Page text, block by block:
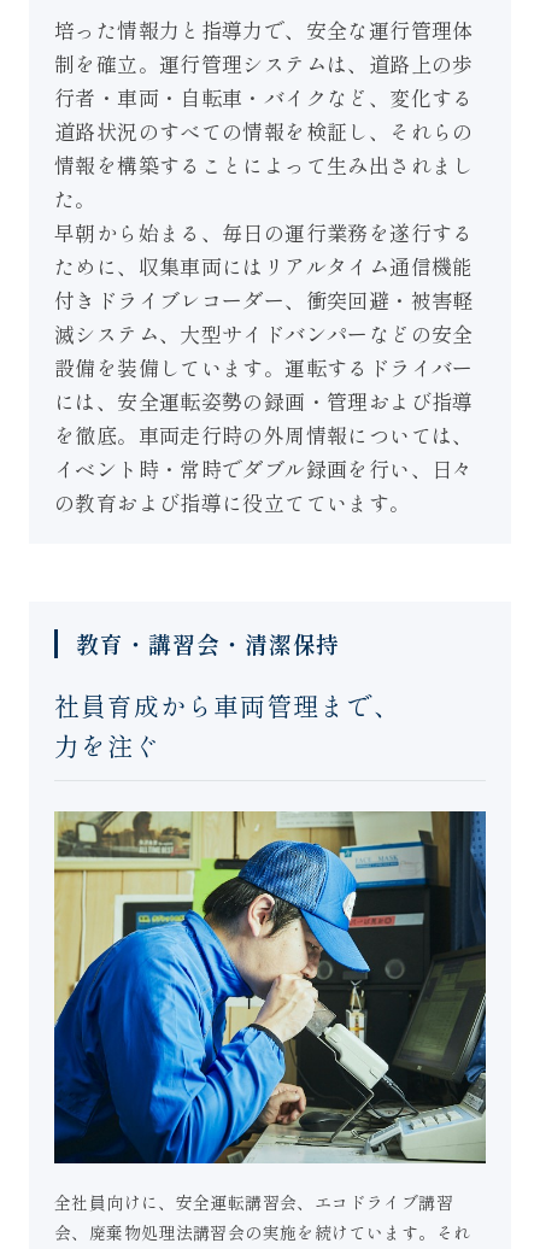
培った情報力と指導力で、安全な運行管理体
制を確立。運行管理システムは、道路上の歩
行者・車両・自転車・バイクなど、変化する
道路状況のすべての情報を検証し、それらの
情報を構築することによって生み出されまし
た。
早朝から始まる、毎日の運行業務を遂行する
ために、収集車両にはリアルタイム通信機能
付きドライブレコーダー、衝突回避・被害軽
滅システム、大型サイドバンパーなどの安全
設備を装備しています。運転するドライバー
には、安全運転姿勢の録画・管理および指導
を徹底。車両走行時の外周情報については、
イベント時・常時でダブル録画を行い、日々
の教育および指導に役立てています。
教育・講習会・清潔保持
社員育成から車両管理まで、
力を注ぐ
全社員向けに、安全運転講習会、エコドライブ講習
会、廃棄物処理法講習会の実施を続けています。それ